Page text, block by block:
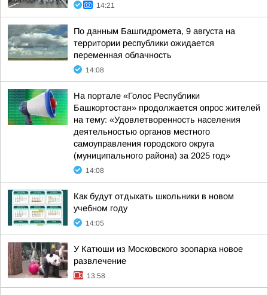
14:21
По данным Башгидромета, 9 августа на
территории республики ожидается
переменная облачность
14:08
На портале «Голос Республики
Башкортостан» продолжается опрос жителей
на тему: «Удовлетворенность населения
деятельностью органов местного
самоуправления городского округа
(муниципального района) за 2025 год»
14:08
Как будут отдыхать школьники в новом
учебном году
14:05
У Катюши из Московского зоопарка новое
развлечение
13:58